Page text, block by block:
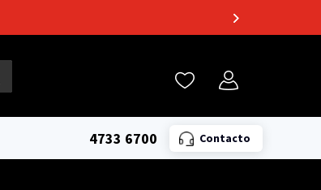
4733 6700 Contacto